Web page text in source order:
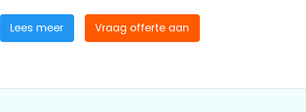
Lees meer Vraag offerte aan